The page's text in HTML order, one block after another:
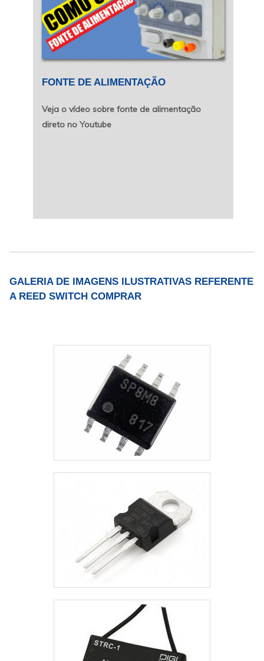
FONTE DE ALIMENTAÇÃO
Veja o vídeo sobre fonte de alimentação
direto no Youtube
GALERIA DE IMAGENS ILUSTRATIVAS REFERENTE
A REED SWITCH COMPRAR